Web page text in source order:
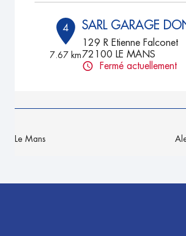
4
7.67 km
SARL GARAGE
129 R Etienne Falconet
72100 LE MANS
Fermé actuellement
GARAGE LESUEUR
Le Mans